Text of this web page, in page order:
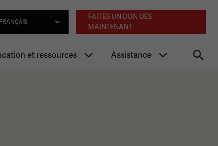
Navigation
FAITES UN DON DÈS
MAINTENANT
et ressources Assistance